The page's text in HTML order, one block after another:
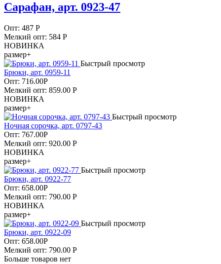
Сарафан, арт. 0923-47
Опт: 487 Р
Мелкий опт: 584 Р
НОВИНКА
размер+
Быстрый просмотр
Брюки, арт. 0959-11
Опт: 716.00Р
Мелкий опт: 859.00 Р
НОВИНКА
размер+
Быстрый просмотр
Ночная сорочка, арт. 0797-43
Опт: 767.00Р
Мелкий опт: 920.00 Р
НОВИНКА
размер+
Быстрый просмотр
Брюки, арт. 0922-77
Опт: 658.00Р
Мелкий опт: 790.00 Р
НОВИНКА
размер+
Быстрый просмотр
Брюки, арт. 0922-09
Опт: 658.00Р
Мелкий опт: 790.00 Р
Больше товаров нет